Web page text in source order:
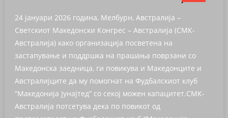
24 јануари 2026 година, Мелбурн, Австралија –
Светскиот Македонски Конгрес – Австралија (СМК-
Австралија) како организација посветена на
застапување и поддршка на прашања поврзани со
Македонска заедница, ги повикува и Македонците и
Австралијците да му помогнат на Фудбалскиот клуб
“Македонија Јунајтед“ со секој можен капацитет.СМК-
Австралија потсетува дека по повикот од